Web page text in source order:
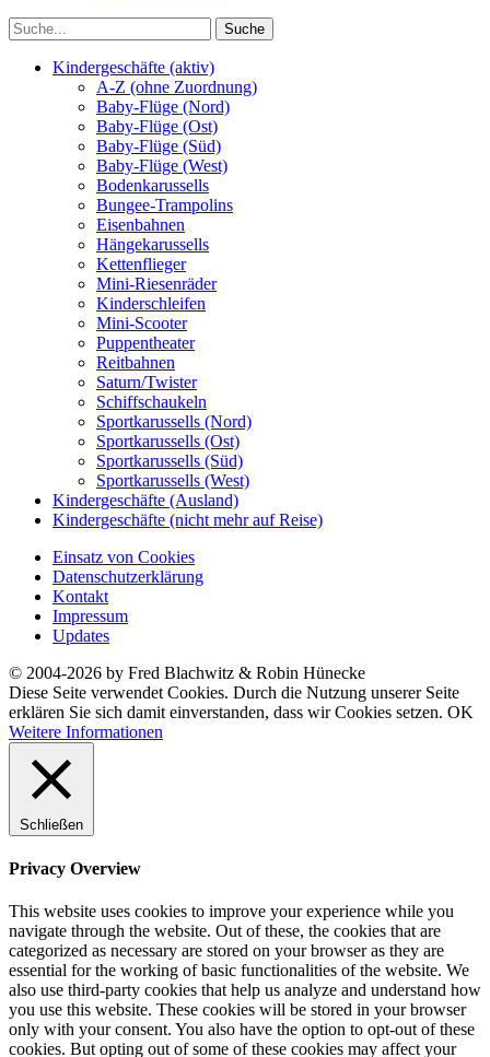
Kindergeschäfte (aktiv)
A-Z (ohne Zuordnung)
Baby-Flüge (Nord)
Baby-Flüge (Ost)
Baby-Flüge (Süd)
Baby-Flüge (West)
Bodenkarussells
Bungee-Trampolins
Eisenbahnen
Hängekarussells
Kettenflieger
Mini-Riesenräder
Kinderschleifen
Mini-Scooter
Puppentheater
Reitbahnen
Saturn/Twister
Schiffschaukeln
Sportkarussells (Nord)
Sportkarussells (Ost)
Sportkarussells (Süd)
Sportkarussells (West)
Kindergeschäfte (Ausland)
Kindergeschäfte (nicht mehr auf Reise)
Einsatz von Cookies
Datenschutzerklärung
Kontakt
Impressum
Updates
© 2004-2026 by Fred Blachwitz & Robin Hünecke
Diese Seite verwendet Cookies. Durch die Nutzung unserer Seite
erklären Sie sich damit einverstanden, dass wir Cookies setzen. OK
Weitere Informationen
Schließen
Privacy Overview
This website uses cookies to improve your experience while you
navigate through the website. Out of these, the cookies that are
categorized as necessary are stored on your browser as they are
essential for the working of basic functionalities of the website. We
also use third-party cookies that help us analyze and understand how
you use this website. These cookies will be stored in your browser
only with your consent. You also have the option to opt-out of these
cookies. But opting out of some of these cookies may affect your